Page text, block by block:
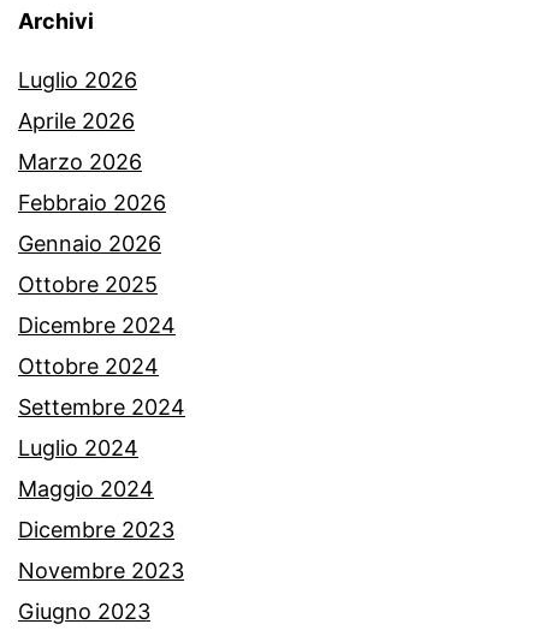
Archivi
Luglio 2026
Aprile 2026
Marzo 2026
Febbraio 2026
Gennaio 2026
Ottobre 2025
Dicembre 2024
Ottobre 2024
Settembre 2024
Luglio 2024
Maggio 2024
Dicembre 2023
Novembre 2023
Giugno 2023